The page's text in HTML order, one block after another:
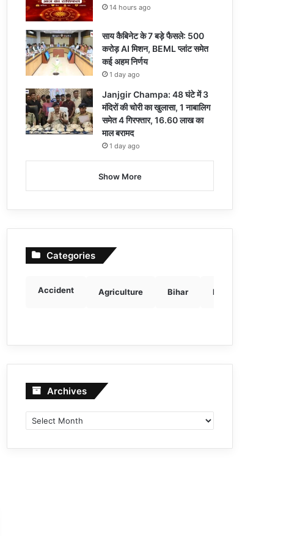
14 hours ago
साय कैबिनेट के 7 बड़े फैसले: 500
करोड़ AI मिशन, BEML प्लांट समेत
कई अहम निर्णय
1 day ago
Janjgir Champa: 48 घंटे में 3
मंदिरों की चोरी का खुलासा, 1 नाबालिग
समेत 4 गिरफ्तार, 16.60 लाख का
माल बरामद
1 day ago
Show More
Categories
Accident Agriculture Bihar Breaking news
Archives Archives